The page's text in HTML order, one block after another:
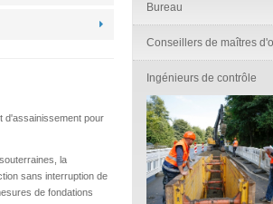
d'assainissement pour
la
sans interruption de
de fondations
Bureau
Conseillers de maîtres
Ingénieurs de contrôle